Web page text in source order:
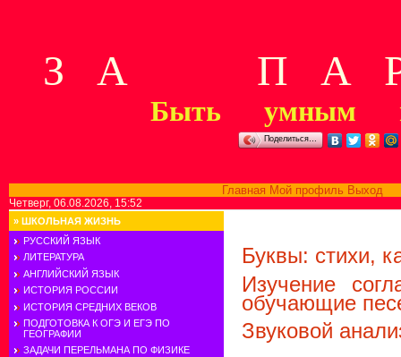
З А П А Р
Быть умным
Поделиться…
Главная Мой профиль Выход
Четверг, 06.08.2026, 15:52
» ШКОЛЬНАЯ ЖИЗНЬ
РУССКИЙ ЯЗЫК
ЛИТЕРАТУРА
АНГЛИЙСКИЙ ЯЗЫК
ИСТОРИЯ РОССИИ
ИСТОРИЯ СРЕДНИХ ВЕКОВ
ПОДГОТОВКА К ОГЭ И ЕГЭ ПО
ГЕОГРАФИИ
ЗАДАЧИ ПЕРЕЛЬМАНА ПО ФИЗИКЕ
Буквы: стихи,
Изучение
обучающие
Звуковой